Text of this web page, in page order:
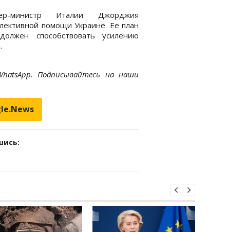
министр Италии Джорджия
помощи Украине. Ее план
способствовать усилению
Подписывайтесь на наши